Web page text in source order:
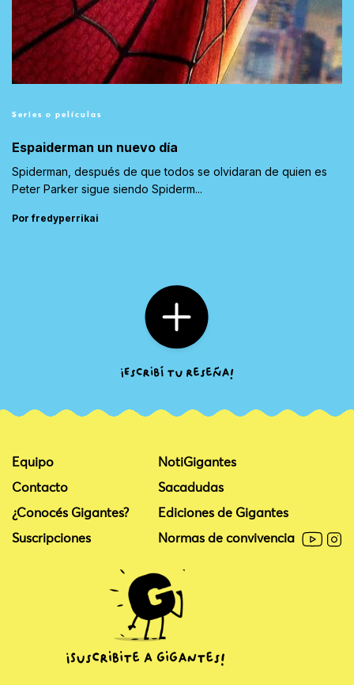
Series o películas
Espaiderman un nuevo día
Spiderman, después de que todos se olvidaran de quien es
Peter Parker sigue siendo Spiderm...
Por fredyperrikai
Equipo
Contacto
¿Conocés Gigantes?
Suscripciones
NotiGigantes
Sacadudas
Ediciones de Gigantes
Normas de convivencia